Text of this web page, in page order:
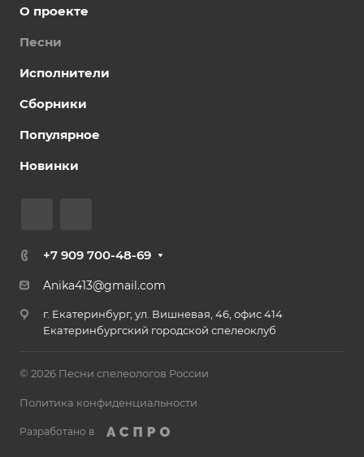
О проекте
Песни
Исполнители
Сборники
Популярное
Новинки
+7 909 700-48-69
Anika413@gmail.com
г. Екатеринбург, ул. Вишневая, 46, офис 414
Екатеринбургский городской спелеоклуб
© 2026 Песни спелеологов России
Политика конфиденциальности
Разработано в